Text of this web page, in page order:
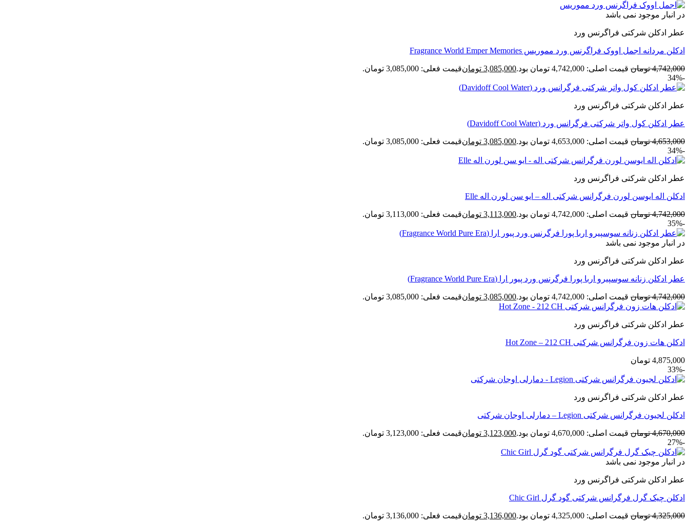
در انبار موجود نمی باشد
عطر ادکلن شرکتی فراگرنس ورد
ادکلن مردانه اجمل اووک فراگرنس ورد مموریس Fragrance World Emper Memories
4,742,000 تومان قیمت اصلی: 4,742,000 تومان بود. 3,085,000 تومانقیمت فعلی: 3,085,000 تومان.
-34%
عطر ادکلن شرکتی فراگرنس ورد
عطر ادکلن کول واتر شرکتی فرگرانس ورد (Davidoff Cool Water)
4,653,000 تومان قیمت اصلی: 4,653,000 تومان بود. 3,085,000 تومانقیمت فعلی: 3,085,000 تومان.
-34%
عطر ادکلن شرکتی فراگرنس ورد
ادکلن اله ایوسن لورن فرگرانس شرکتی اله – ایو سن لورن اله Elle
4,742,000 تومان قیمت اصلی: 4,742,000 تومان بود. 3,113,000 تومانقیمت فعلی: 3,113,000 تومان.
-35%
در انبار موجود نمی باشد
عطر ادکلن شرکتی فراگرنس ورد
عطر ادکلن زنانه سوسپیرو اربا پورا فرگرنس ورد پیور ارا (Fragrance World Pure Era)
4,742,000 تومان قیمت اصلی: 4,742,000 تومان بود. 3,085,000 تومانقیمت فعلی: 3,085,000 تومان.
عطر ادکلن شرکتی فراگرنس ورد
ادکلن هات زون فرگرانس شرکتی Hot Zone – 212 CH
4,875,000 تومان
-33%
عطر ادکلن شرکتی فراگرنس ورد
ادکلن لجیون فرگرانس شرکتی Legion – دمارلی اوجان شرکتی
4,670,000 تومان قیمت اصلی: 4,670,000 تومان بود. 3,123,000 تومانقیمت فعلی: 3,123,000 تومان.
-27%
در انبار موجود نمی باشد
عطر ادکلن شرکتی فراگرنس ورد
ادکلن چیک گرل فرگرانس شرکتی گود گرل Chic Girl
4,325,000 تومان قیمت اصلی: 4,325,000 تومان بود. 3,136,000 تومانقیمت فعلی: 3,136,000 تومان.